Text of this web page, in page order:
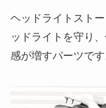
ヘッドライトスト
ッドライトを守り
感が増すパーツで